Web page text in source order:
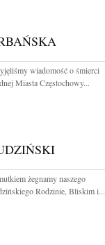
wiadomość o śmierci
Miasta Częstochowy...
żegnamy naszego
Rodzinie, Bliskim i...